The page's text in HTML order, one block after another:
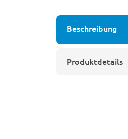
Beschreibung
Produktdetails